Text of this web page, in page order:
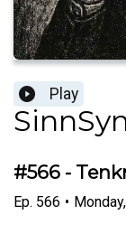
Play
#566 -
Ep. 566 •